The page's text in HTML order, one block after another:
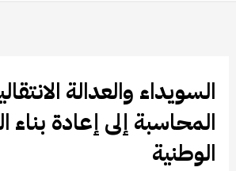
السويداء والعدالة
المحاسبة إلى إعادة بناء
الوطنية